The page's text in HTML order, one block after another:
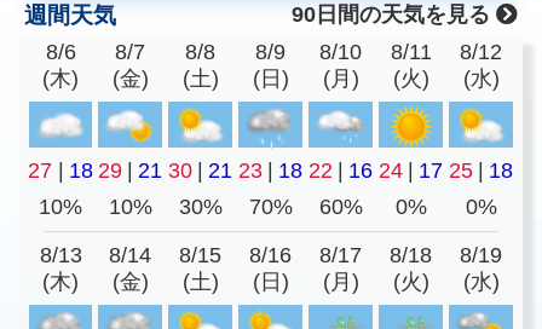
週間天気
90日間の天気を見る
8/6
(木)
8/7
(金)
8/8
(土)
8/9
(日)
8/10
(月)
8/11
(火)
8/12
(水)
27 18 29 21 30 21 23 18 22 16 24 17 25
18
10%
10% 30% 70% 60% 0% 0%
8/13
(木)
8/14
(金)
8/15
(土)
8/16
(日)
8/17
(月)
8/18
(火)
8/19
(水)